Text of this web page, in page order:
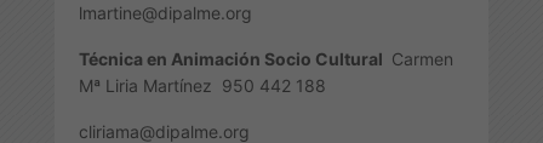
lmartine@dipalme.org
Técnica en Animación Socio Cultural Carmen
Mª Liria Martínez 950 442 188
cliriama@dipalme.org